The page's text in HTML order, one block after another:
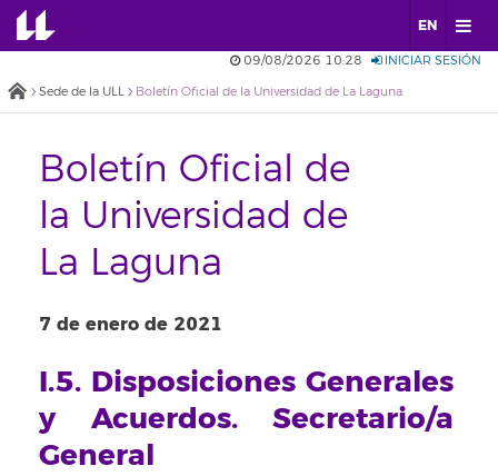
EN
09/08/2026 10:28 INICIAR SESIÓN
Sede de la ULL Boletín Oficial de la Universidad de La Laguna
Boletín Oficial de
la Universidad de
La Laguna
7 de enero de 2021
I.5. Disposiciones Generales
y Acuerdos. Secretario/a
General